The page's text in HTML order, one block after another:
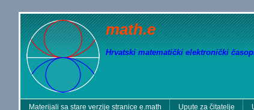
math.e
Hrvatski matematički elektronički
Materijali sa stare verzije stranice e.math Upute za čitatelje